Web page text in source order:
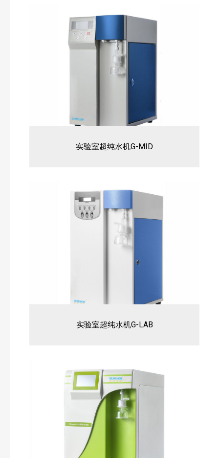
其他洁净类产品
其他常用仪器
实验室超纯水机G-MID
实验室超纯水机G-LAB